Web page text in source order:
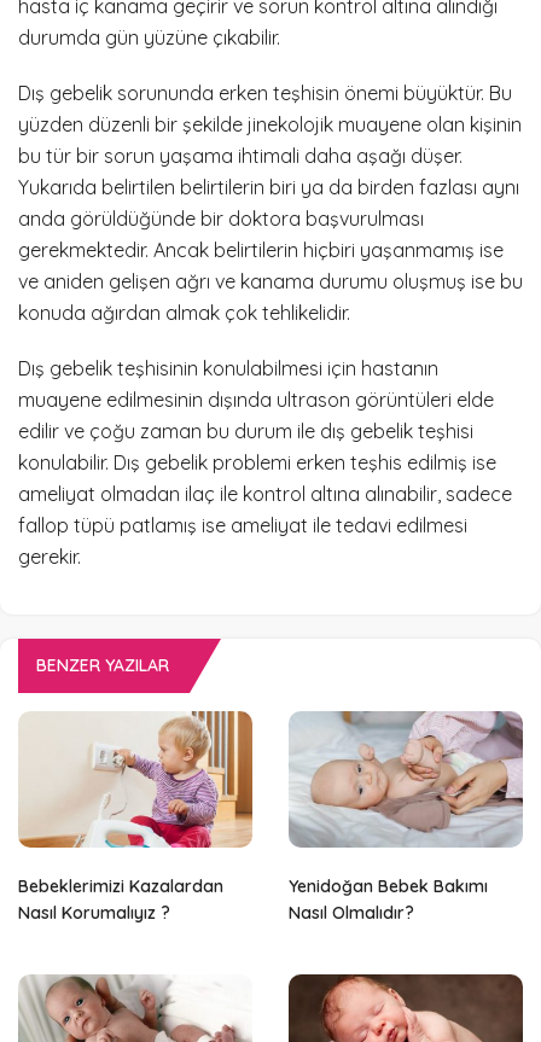
hasta iç kanama geçirir ve sorun kontrol altına alındığı
durumda gün yüzüne çıkabilir.
Dış gebelik sorununda erken teşhisin önemi büyüktür. Bu
yüzden düzenli bir şekilde jinekolojik muayene olan kişinin
bu tür bir sorun yaşama ihtimali daha aşağı düşer.
Yukarıda belirtilen belirtilerin biri ya da birden fazlası aynı
anda görüldüğünde bir doktora başvurulması
gerekmektedir. Ancak belirtilerin hiçbiri yaşanmamış ise
ve aniden gelişen ağrı ve kanama durumu oluşmuş ise bu
konuda ağırdan almak çok tehlikelidir.
Dış gebelik teşhisinin konulabilmesi için hastanın
muayene edilmesinin dışında ultrason görüntüleri elde
edilir ve çoğu zaman bu durum ile dış gebelik teşhisi
konulabilir. Dış gebelik problemi erken teşhis edilmiş ise
ameliyat olmadan ilaç ile kontrol altına alınabilir, sadece
fallop tüpü patlamış ise ameliyat ile tedavi edilmesi
gerekir.
BENZER YAZILAR
Bebeklerimizi Kazalardan
Nasıl Korumalıyız ?
Yenidoğan Bebek Bakımı
Nasıl Olmalıdır?